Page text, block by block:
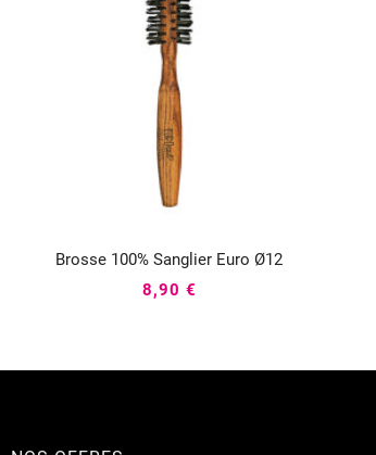
Brosse 100% Sanglier Euro Ø12
8,90 €